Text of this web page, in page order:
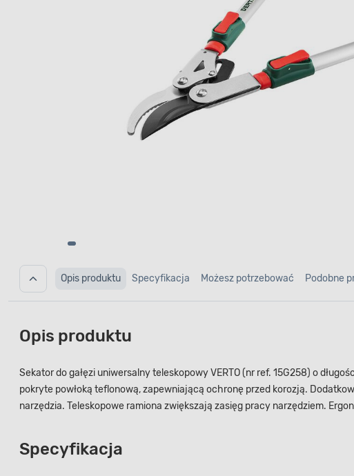
Opis produktu Specyfikacja Możesz potrzebować Podobne
Opis produktu
Sekator do gałęzi uniwersalny teleskopowy VERTO (nr ref. 15G258) o
pokryte powłoką teflonową, zapewniającą ochronę przed korozją.
narzędzia. Teleskopowe ramiona zwiększają zasięg pracy narzędziem.
Specyfikacja